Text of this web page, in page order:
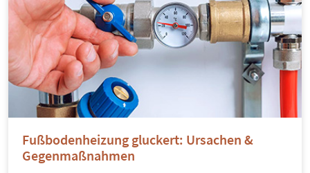
Fußbodenheizung gluckert: Ursachen &
Gegenmaßnahmen​